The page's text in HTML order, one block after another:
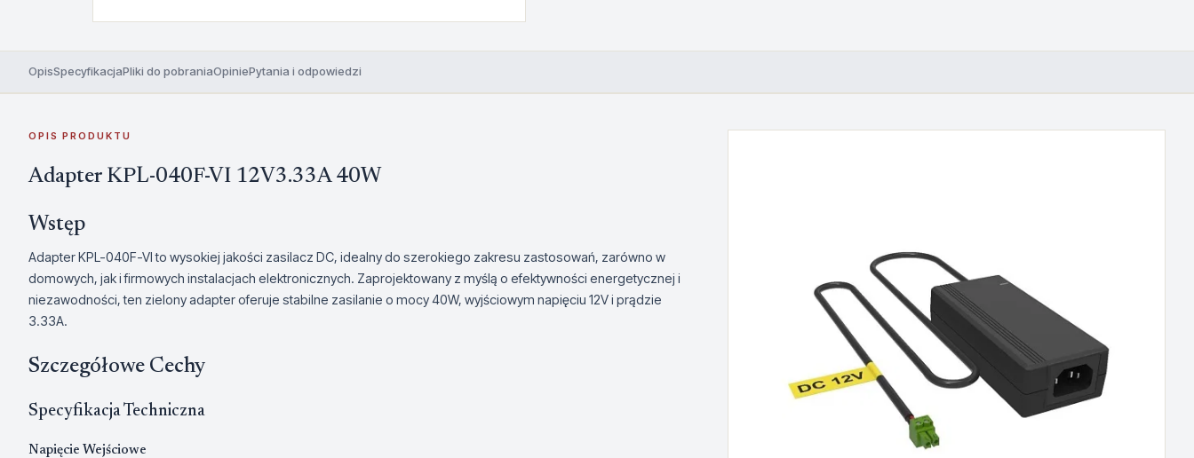
OpisSpecyfikacjaPliki do pobraniaOpiniePytania i odpowiedzi
OPIS PRODUKTU
Adapter KPL-040F-VI 12V3.33A 40W
Wstęp
Adapter KPL-040F-VI to wysokiej jakości zasilacz DC, idealny do szerokiego zakresu zastosowań, zarówno w
domowych, jak i firmowych instalacjach elektronicznych. Zaprojektowany z myślą o efektywności energetycznej i
niezawodności, ten zielony adapter oferuje stabilne zasilanie o mocy 40W, wyjściowym napięciu 12V i prądzie
3.33A.
Szczegółowe Cechy
Specyfikacja Techniczna
Napięcie Wejściowe